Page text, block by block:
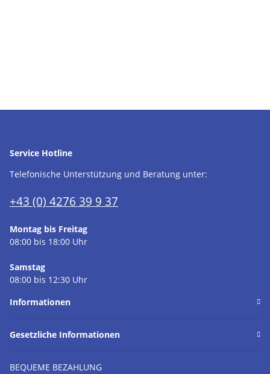
Service Hotline
Telefonische Unterstützung und Beratung unter:
+43 (0) 4276 39 9 37
Montag bis Freitag
08:00 bis 18:00 Uhr
Samstag
08:00 bis 12:30 Uhr
Informationen
Gesetzliche Informationen
BEQUEME BEZAHLUNG